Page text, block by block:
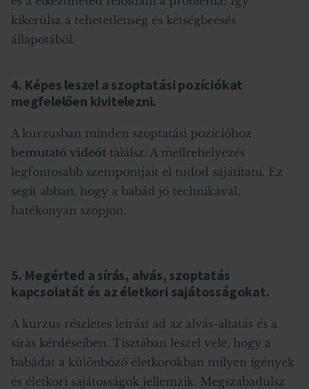
kikerülsz a tehetetlenség és kétségbeesés
állapotából.
4. Képes leszel a szoptatási pozíciókat
megfelelően kivitelezni.
A kurzusban minden szoptatási pozícióhoz
bemutató videót találsz. A mellrehelyezés
legfontosabb szempontjait el tudod sajátítani. Ez
segít abban, hogy a babád jó technikával,
hatékonyan szopjon.
5. Megérted a sírás, alvás, szoptatás
kapcsolatát és az életkori sajátosságokat.
A kurzus részletes leírást ad az alvás-altatás és a
sírás kérdéseiben. Tisztában leszel vele, hogy a
babádat a különböző életkorokban milyen igények
és életkori sajátosságok jellemzik. Megszabadulsz